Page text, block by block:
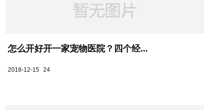
怎么开好开一家宠物医院？四个经...
2018-12-15 24